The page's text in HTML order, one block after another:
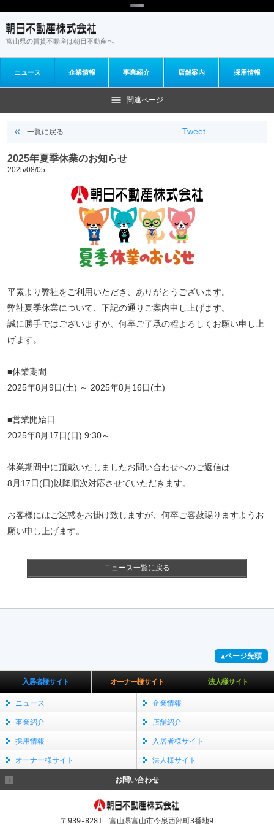
富山県の賃貸不動産は朝日不動産へ
ニュース 企業情報 事業紹介 店舗案内 採用情報
全て
朝日不動産
関連ページ
一覧に戻る Tweet
2025年夏季休業のお知らせ
2025/08/05
平素より弊社をご利用いただき、ありがとうございます。
弊社夏季休業について、下記の通りご案内申し上げます。
誠に勝手ではございますが、何卒ご了承の程よろしくお願い申し上
げます。
■休業期間
2025年8月9日(土) ～ 2025年8月16日(土)
■営業開始日
2025年8月17日(日) 9:30～
休業期間中に頂戴いたしましたお問い合わせへのご返信は
8月17日(日)以降順次対応させていただきます。
お客様にはご迷惑をお掛け致しますが、何卒ご容赦賜りますようお
願い申し上げます。
ニュース一覧に戻る
▲ページ先頭
入居者様サイト オーナー様サイト 法人様サイト
ニュース 企業情報
事業紹介 店舗紹介
採用情報 入居者様サイト
オーナー様サイト 法人様サイト
お問い合わせ
〒939-8281 富山県富山市今泉西部町3番地9